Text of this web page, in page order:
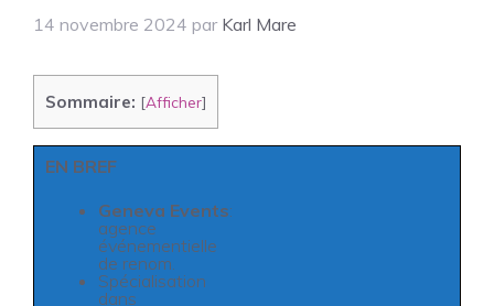
14 novembre 2024 par Karl Mare
Sommaire: [Afficher]
EN BREF
Geneva Events:
agence
événementielle
de renom.
Spécialisation
dans